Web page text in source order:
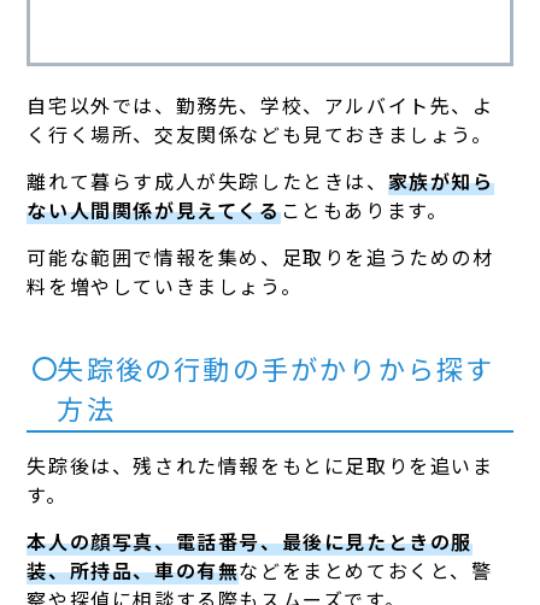
自宅以外では、勤務先、学校、アルバイト先、よ
く行く場所、交友関係なども見ておきましょう。
離れて暮らす成人が失踪したときは、 家族が知ら
ない人間関係が見えてくることもあります。
可能な範囲で情報を集め、足取りを追うための材
料を増やしていきましょう。
失踪後の行動の手がかりから探す
方法
失踪後は、残された情報をもとに足取りを追いま
す。
本人の顔写真、電話番号、最後に見たときの服
装、所持品、車の有無などをまとめておくと、警
察や探偵に相談する際もスムーズです。